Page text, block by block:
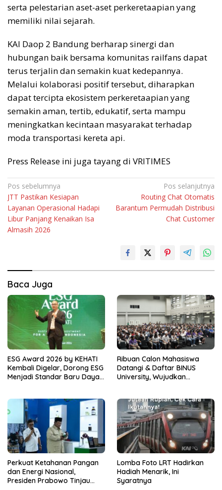
serta pelestarian aset-aset perkeretaapian yang
memiliki nilai sejarah.
KAI Daop 2 Bandung berharap sinergi dan
hubungan baik bersama komunitas railfans dapat
terus terjalin dan semakin kuat kedepannya.
Melalui kolaborasi positif tersebut, diharapkan
dapat tercipta ekosistem perkeretaapian yang
semakin aman, tertib, edukatif, serta mampu
meningkatkan kecintaan masyarakat terhadap
moda transportasi kereta api.
Press Release ini juga tayang di VRITIMES
Navigasi
pos
Pos sebelumnya
JTT Pastikan Kesiapan
Layanan Operasional Hadapi
Libur Panjang Kenaikan Isa
Almasih 2026
Pos selanjutnya
Routing Chat Otomatis
Barantum Permudah Distribusi
Chat Customer
Baca Juga
ESG Award 2026 by KEHATI
Kembali Digelar, Dorong ESG
Menjadi Standar Baru Daya
Ribuan Calon Mahasiswa
Datangi & Daftar BINUS
University, Wujudkan
Perkuat Ketahanan Pangan
dan Energi Nasional,
Presiden Prabowo Tinjau
Lomba Foto LRT Hadirkan
Hadiah Menarik, Ini
Syaratnya